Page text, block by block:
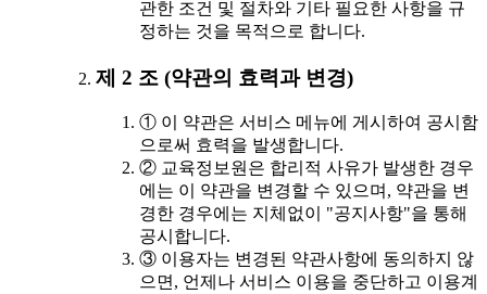
관한 조건 및 절차와 기타 필요한 사항을 규
정하는 것을 목적으로 합니다.
제 2 조 (약관의 효력과 변경)
① 이 약관은 서비스 메뉴에 게시하여 공시함
으로써 효력을 발생합니다.
② 교육정보원은 합리적 사유가 발생한 경우
에는 이 약관을 변경할 수 있으며, 약관을 변
경한 경우에는 지체없이 "공지사항"을 통해
공시합니다.
③ 이용자는 변경된 약관사항에 동의하지 않
으면, 언제나 서비스 이용을 중단하고 이용계